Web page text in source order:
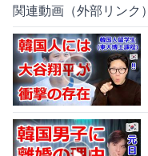
関連動画（外部リンク）